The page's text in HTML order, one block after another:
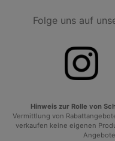
Folge uns auf
Hinweis zur Rolle von
Vermittlung von
verkaufen keine eigenen